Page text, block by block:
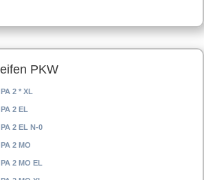
PKW
2 * XL
2 EL
2 EL N-0
2 MO
2 MO EL